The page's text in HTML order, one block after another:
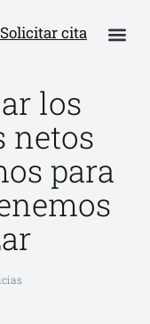
Solicitar cita
los
netos
para